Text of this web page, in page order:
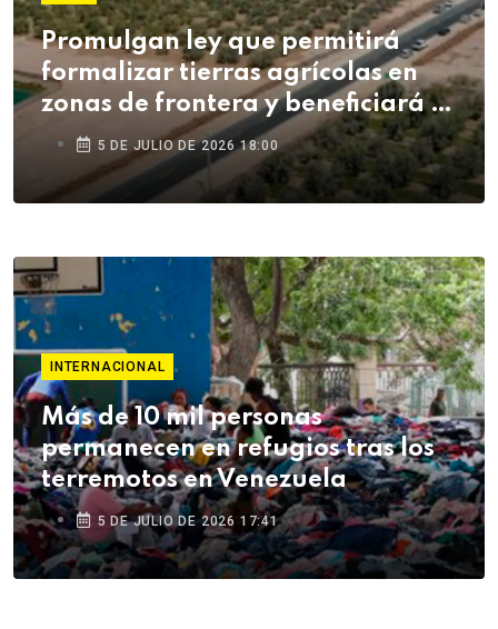
Promulgan ley que permitirá
formalizar tierras agrícolas en
zonas de frontera y beneficiará a
agricultores de Tacna
5 DE JULIO DE 2026 18:00
INTERNACIONAL
Más de 10 mil personas
permanecen en refugios tras los
terremotos en Venezuela
5 DE JULIO DE 2026 17:41